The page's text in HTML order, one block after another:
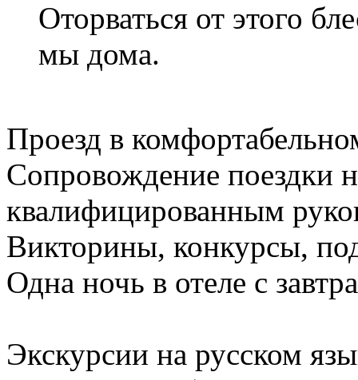
Оторваться от этого
мы дома.
Проезд в
Сопровождение поездки
квалифицированным
Викторины, конкурсы,
Одна ночь в отеле с
Экскурсии на русском